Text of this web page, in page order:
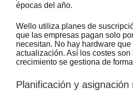
épocas del año.
Wello utiliza planes de
que las empresas pagan solo
necesitan. No hay hardware
actualización. Así los costes son
crecimiento se gestiona de
Planificación y